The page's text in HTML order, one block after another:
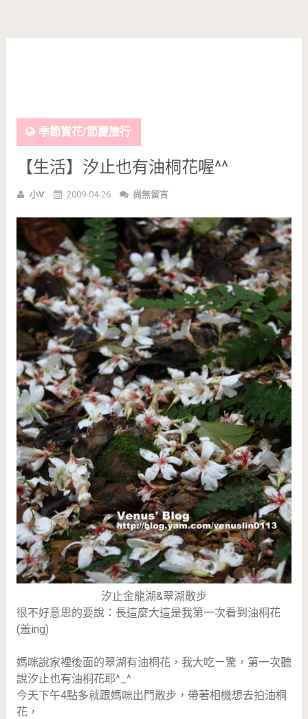
季節賞花/節慶旅行
【生活】汐止也有油桐花喔^^
小V 2009-04-26 尚無留言
汐止金龍湖&翠湖散步
很不好意思的要說：長這麼大這是我第一次看到油桐花
(羞ing)
媽咪說家裡後面的翠湖有油桐花，我大吃ㄧ驚，第一次聽
說汐止也有油桐花耶^_^
今天下午4點多就跟媽咪出門散步，帶著相機想去拍油桐
花，